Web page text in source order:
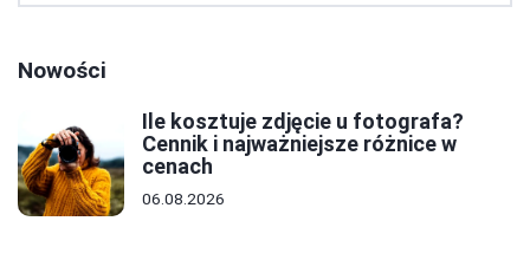
Nowości
Ile kosztuje zdjęcie u fotografa?
Cennik i najważniejsze różnice w
cenach
06.08.2026